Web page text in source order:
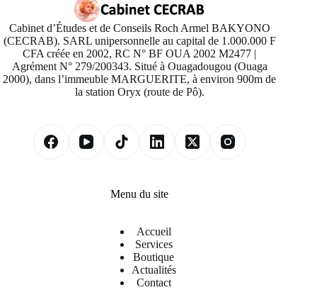
Cabinet d’Études et de Conseils Roch Armel BAKYONO
(CECRAB). SARL unipersonnelle au capital de 1.000.000 F
CFA créée en 2002, RC N° BF OUA 2002 M2477 |
Agrément N° 279/200343. Situé à Ouagadougou (Ouaga
2000), dans l’immeuble MARGUERITE, à environ 900m de
la station Oryx (route de Pô).
Menu du site
Accueil
Services
Boutique
Actualités
Contact